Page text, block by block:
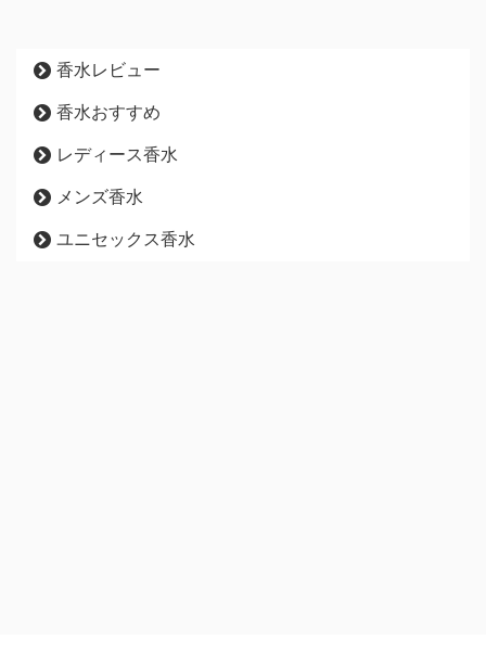
香水レビュー
香水おすすめ
レディース香水
メンズ香水
ユニセックス香水